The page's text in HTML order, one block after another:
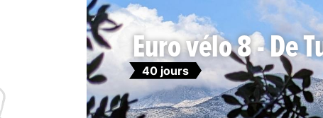
Euro vélo 8 - De
40 jours